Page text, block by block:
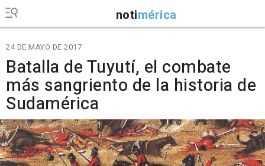
notimérica
24 DE MAYO DE 2017
Batalla de Tuyutí, el combate
más sangriento de la historia de
Sudamérica